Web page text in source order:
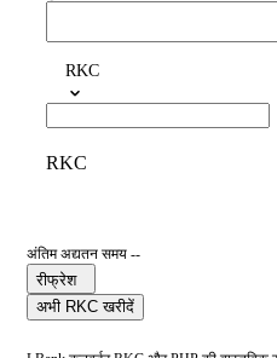
RKC
RKC
अंतिम अद्यतन समय --
रीफ्रेश
अभी RKC खरीदें